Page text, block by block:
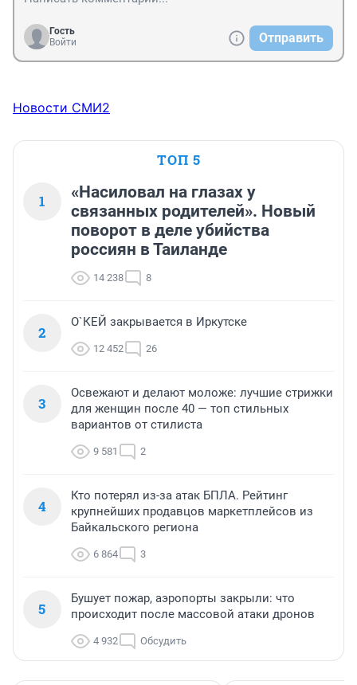
Гость
Войти
Отправить
Новости СМИ2
ТОП 5
1
«Насиловал на глазах у
связанных родителей». Новый
поворот в деле убийства
россиян в Таиланде
14 238 8
2
О`КЕЙ закрывается в Иркутске
12 452 26
3
Освежают и делают моложе: лучшие стрижки
для женщин после 40 — топ стильных
вариантов от стилиста
9 581 2
4
Кто потерял из-за атак БПЛА. Рейтинг
крупнейших продавцов маркетплейсов из
Байкальского региона
6 864 3
5
Бушует пожар, аэропорты закрыли: что
происходит после массовой атаки дронов
4 932 Обсудить